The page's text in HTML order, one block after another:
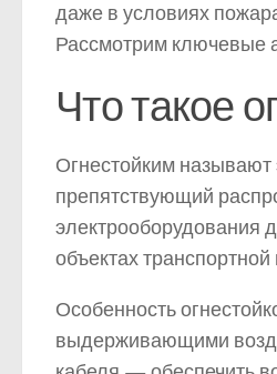
даже в условиях
Рассмотрим ключевые
Что такое
Огнестойким
препятствующий
электрооборудования
объектах
Особенность
выдерживающими